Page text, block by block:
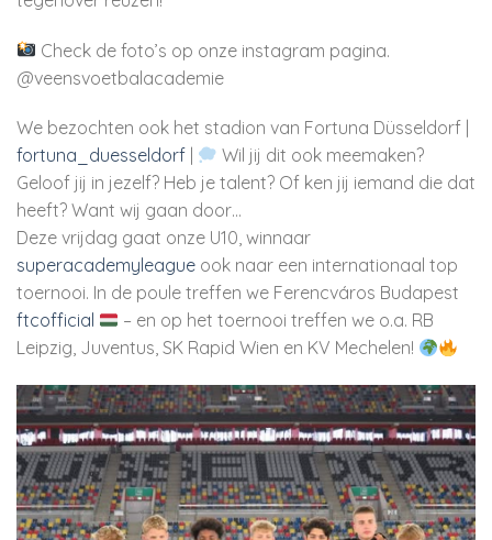
Check de foto’s op onze instagram pagina.
@veensvoetbalacademie
We bezochten ook het stadion van Fortuna Düsseldorf |
fortuna_duesseldorf
Wil jij dit ook meemaken?
Geloof jij in jezelf? Heb je talent? Of ken jij iemand die dat
heeft? Want wij gaan door…
Deze vrijdag gaat onze U10, winnaar
superacademyleague ook naar een internationaal top
toernooi. In de poule treffen we Ferencváros Budapest
ftcofficial
– en op het toernooi treffen we o.a. RB
Leipzig, Juventus, SK Rapid Wien en KV Mechelen!